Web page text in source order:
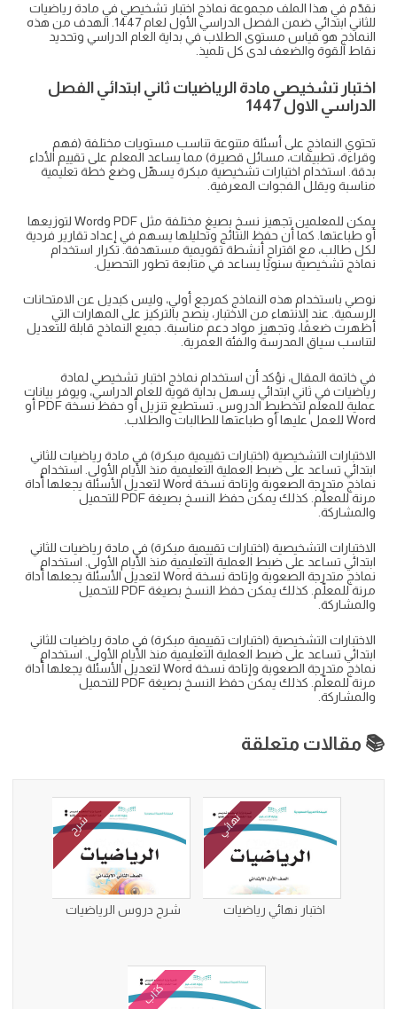
نقدّم في هذا الملف مجموعة نماذج اختبار تشخيصي في مادة رياضيات
للثاني ابتدائي ضمن الفصل الدراسي الأول لعام 1447. الهدف من هذه
النماذج هو قياس مستوى الطلاب في بداية العام الدراسي وتحديد
نقاط القوة والضعف لدى كل تلميذ.
اختبار تشخيصي مادة الرياضيات ثاني ابتدائي الفصل
الدراسي الاول 1447
تحتوي النماذج على أسئلة متنوعة تناسب مستويات مختلفة (فهم
وقراءة، تطبيقات، مسائل قصيرة) مما يساعد المعلم على تقييم الأداء
بدقة. استخدام اختبارات تشخيصية مبكرة يسهّل وضع خطة تعليمية
مناسبة ويقلل الفجوات المعرفية.
يمكن للمعلمين تجهيز نسخ بصيغ مختلفة مثل PDF وWord لتوزيعها
أو طباعتها. كما أن حفظ النتائج وتحليلها يسهم في إعداد تقارير فردية
لكل طالب، مع اقتراح أنشطة تقويمية مستهدفة. تكرار استخدام
نماذج تشخيصية سنويًا يساعد في متابعة تطور التحصيل.
نوصي باستخدام هذه النماذج كمرجع أولي، وليس كبديل عن الامتحانات
الرسمية. عند الانتهاء من الاختبار، ينصح بالتركيز على المهارات التي
أظهرت ضعفًا، وتجهيز مواد دعم مناسبة. جميع النماذج قابلة للتعديل
لتناسب سياق المدرسة والفئة العمرية.
في خاتمة المقال، نؤكد أن استخدام نماذج اختبار تشخيصي لمادة
رياضيات في ثاني ابتدائي يسهل بداية قوية للعام الدراسي، ويوفر بيانات
عملية للمعلم لتخطيط الدروس. تستطيع تنزيل أو حفظ نسخة PDF أو
Word للعمل عليها أو طباعتها للطالبات والطلاب.
الاختبارات التشخيصية (اختبارات تقييمية مبكرة) في مادة رياضيات للثاني
ابتدائي تساعد على ضبط العملية التعليمية منذ الأيام الأولى. استخدام
نماذج متدرجة الصعوبة وإتاحة نسخة Word لتعديل الأسئلة يجعلها أداة
مرنة للمعلّم. كذلك يمكن حفظ النسخ بصيغة PDF للتحميل
والمشاركة.
الاختبارات التشخيصية (اختبارات تقييمية مبكرة) في مادة رياضيات للثاني
ابتدائي تساعد على ضبط العملية التعليمية منذ الأيام الأولى. استخدام
نماذج متدرجة الصعوبة وإتاحة نسخة Word لتعديل الأسئلة يجعلها أداة
مرنة للمعلّم. كذلك يمكن حفظ النسخ بصيغة PDF للتحميل
والمشاركة.
الاختبارات التشخيصية (اختبارات تقييمية مبكرة) في مادة رياضيات للثاني
ابتدائي تساعد على ضبط العملية التعليمية منذ الأيام الأولى. استخدام
نماذج متدرجة الصعوبة وإتاحة نسخة Word لتعديل الأسئلة يجعلها أداة
مرنة للمعلّم. كذلك يمكن حفظ النسخ بصيغة PDF للتحميل
والمشاركة.
📚 مقالات متعلقة
نهائي
اختبار نهائي رياضيات
شرح
شرح دروس الرياضيات
كتاب